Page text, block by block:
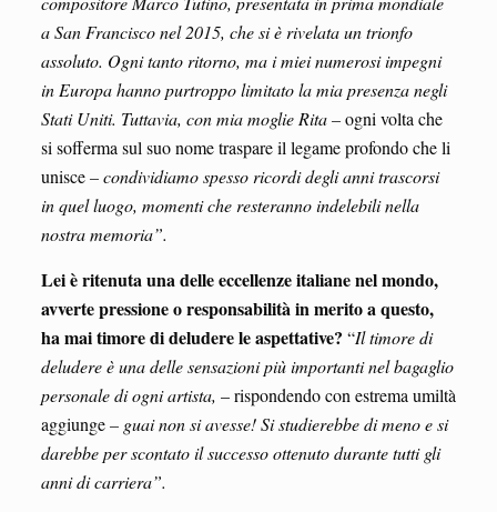
a San Francisco nel 2015, che si è rivelata un trionfo
assoluto. Ogni tanto ritorno, ma i miei numerosi impegni
in Europa hanno purtroppo limitato la mia presenza negli
Stati Uniti. Tuttavia, con mia moglie Rita –ogni volta che
si sofferma sul suo nome traspare il legame profondo che li
unisce– condividiamo spesso ricordi degli anni trascorsi
in quel luogo, momenti che resteranno indelebili nella
nostra memoria”.
Lei è ritenuta una delle eccellenze italiane nel mondo,
avverte pressione o responsabilità in merito a questo,
ha mai timore di deludere le aspettative? “Il timore di
deludere è una delle sensazioni più importanti nel bagaglio
personale di ogni artista, – rispondendo con estrema umiltà
aggiunge– guai non si avesse! Si studierebbe di meno e si
darebbe per scontato il successo ottenuto durante tutti gli
anni di carriera”.